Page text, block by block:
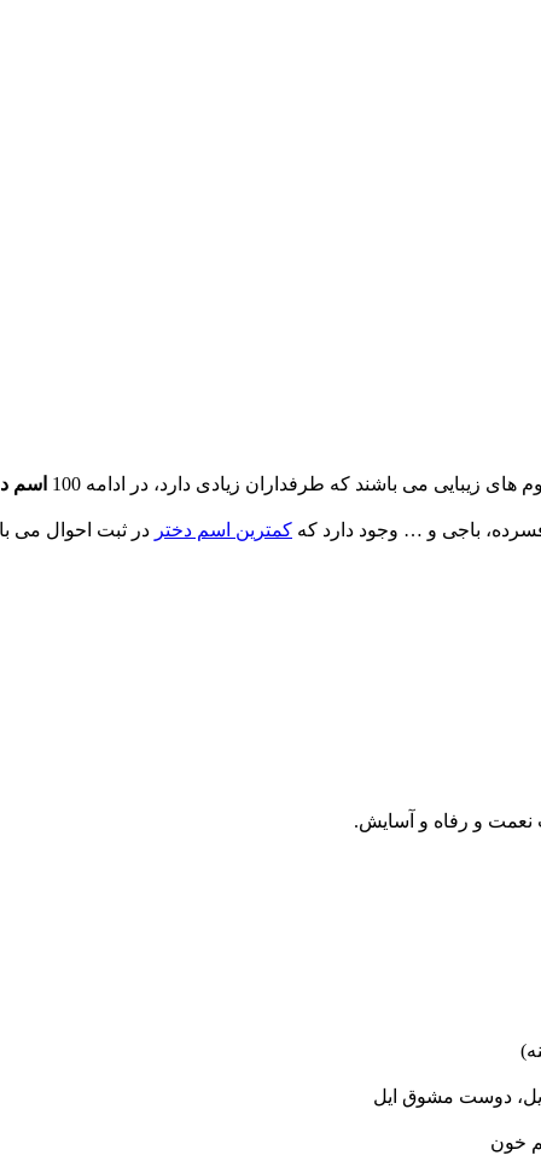
زیبایی می باشند که طرفداران زیادی دارد، در ادامه 100 اسم
باجی و … وجود دارد که کمترین اسم دختر در ثبت احوال می
نعمت و رفاه و آسایش.
دوست مشوق ایل
خون